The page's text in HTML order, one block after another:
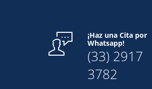
¡Haz una Cita por
Whatsapp!
(33) 2917
3782